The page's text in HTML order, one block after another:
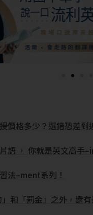
價格多少？選錯恐差
語 ， 你就是英文高手
法–ment系列！
和「罰金」之外，還